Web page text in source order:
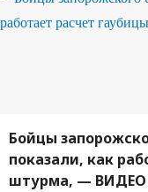
Бойцы
показали, как
штурма, — ВИДЕО